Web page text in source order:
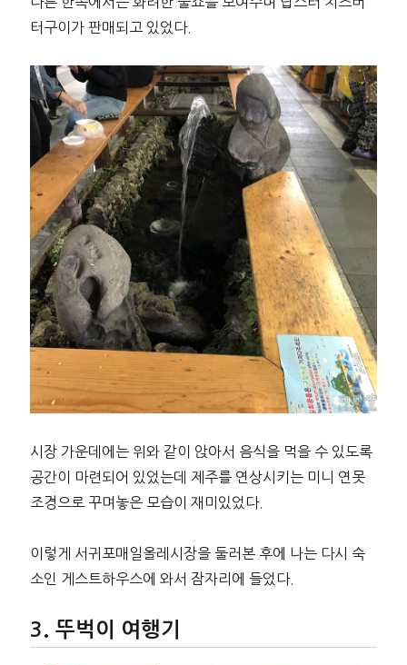
터구이가 판매되고 있었다.
시장 가운데에는 위와 같이 앉아서 음식을 먹을 수 있도록
공간이 마련되어 있었는데 제주를 연상시키는 미니 연못
조경으로 꾸며놓은 모습이 재미있었다.
이렇게 서귀포매일올레시장을 둘러본 후에 나는 다시 숙
소인 게스트하우스에 와서 잠자리에 들었다.
뚜벅이 여행기